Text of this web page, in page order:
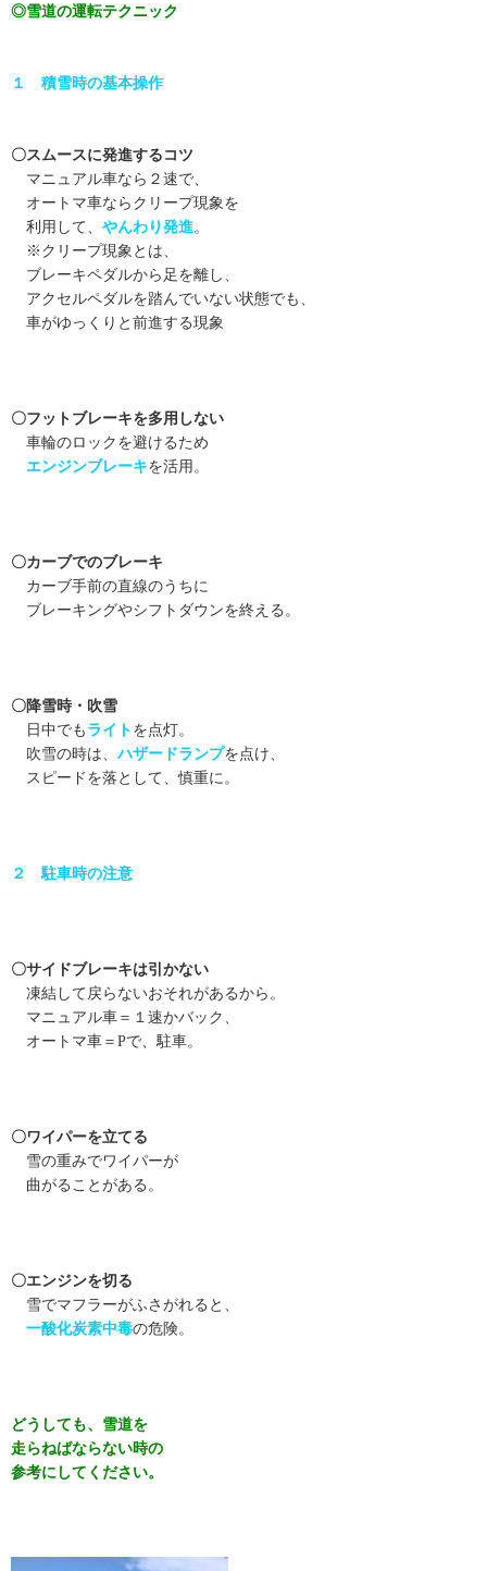
◎雪道の運転テクニック
１ 積雪時の基本操作
〇スムースに発進するコツ
マニュアル車なら２速で、
オートマ車ならクリープ現象を
利用して、 やんわり発進。
※クリープ現象とは、
ブレーキペダルから足を離し、
アクセルペダルを踏んでいない状態でも、
車がゆっくりと前進する現象
〇フットブレーキを多用しない
車輪のロックを避けるため
エンジンブレーキを活用。
〇カーブでのブレーキ
カーブ手前の直線のうちに
ブレーキングやシフトダウンを終える。
〇降雪時・吹雪
日中でも ライト を点灯。
吹雪の時は、ハザードランプを点け、
スピードを落として、慎重に。
２ 駐車時の注意
〇サイドブレーキは引かない
凍結して戻らないおそれがあるから。
マニュアル車＝１速かバック、
オートマ車＝Pで、駐車。
〇ワイパーを立てる
雪の重みでワイパーが
曲がることがある。
〇エンジンを切る
雪でマフラーがふさがれると、
一酸化炭素中毒の危険。
どうしても、雪道を
走らねばならない時の
参考にしてください。